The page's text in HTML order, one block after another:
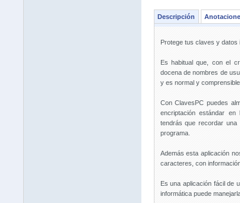
Descripción
Protege tus claves y datos
Es habitual que, con el
docena de nombres de
y es normal y
Con ClavesPC puedes
encriptación estándar
tendrás que recordar
programa.
Además esta aplicación
caracteres, con
Es una aplicación fácil de
informática puede